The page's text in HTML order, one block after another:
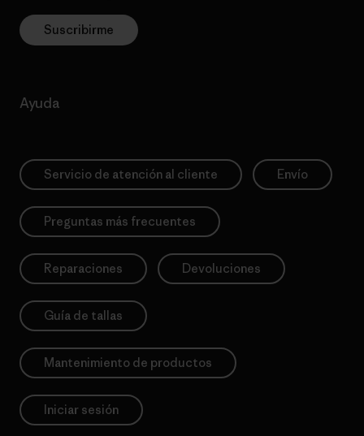
Suscribirme
Ayuda
Servicio de atención al cliente Envío
Preguntas más frecuentes
Reparaciones Devoluciones
Guía de tallas
Mantenimiento de productos
Iniciar sesión